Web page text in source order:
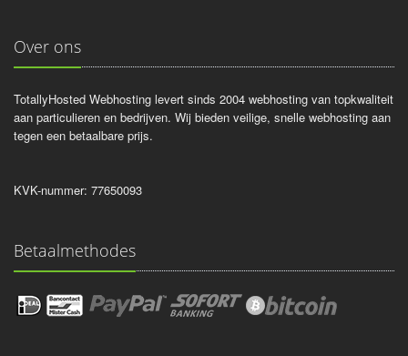
Over ons
TotallyHosted Webhosting levert sinds 2004 webhosting van topkwaliteit
aan particulieren en bedrijven. Wij bieden veilige, snelle webhosting aan
tegen een betaalbare prijs.
KVK-nummer: 77650093
Betaalmethodes